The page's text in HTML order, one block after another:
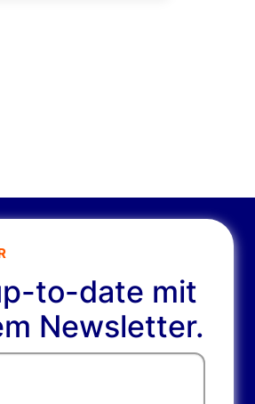
to-date mit
Newsletter.